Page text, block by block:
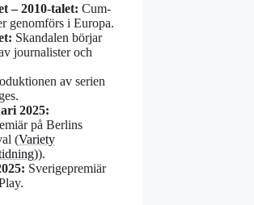
– 2010-talet: Cum-
genomförs i Europa.
Skandalen börjar
journalister och
av serien
2025:
på Berlins
(Variety
).
Sverigepremiär